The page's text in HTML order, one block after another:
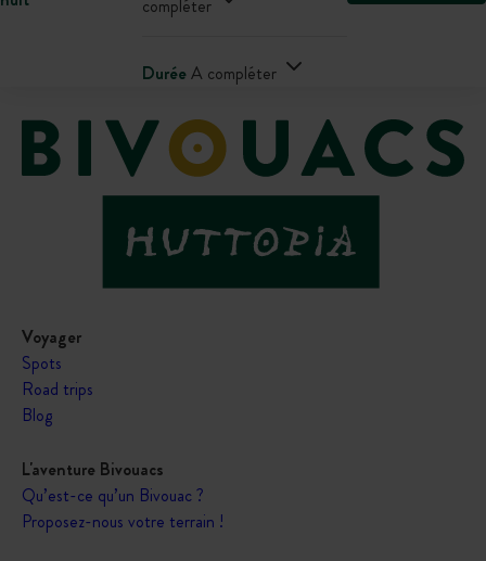
compléter
DuréeA compléter
Voyager
Spots
Road trips
Blog
L'aventure Bivouacs
Qu’est-ce qu’un Bivouac ?
Proposez-nous votre terrain !